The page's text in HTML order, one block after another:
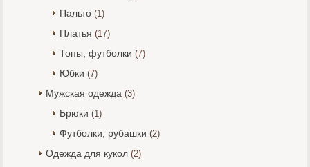
Пальто (1)
Платья (17)
Топы, футболки (7)
Юбки (7)
Мужская одежда (3)
Брюки (1)
Футболки, рубашки (2)
Одежда для кукол (2)